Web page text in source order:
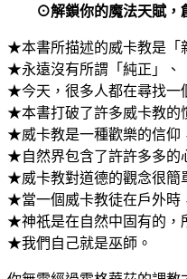
⊙解鎖你的魔法天賦，創
★本書所描述的威卡教是「
★永遠沒有所謂「純正」、
★今天，很多人都在尋找一
★本書打破了許多威卡教的
★威卡教是一種歡樂的信仰
★自然界包含了許許多多的
★威卡教對道德的觀念很簡
★當一個威卡教徒在戶外時
★神祇是在自然中固有的，
★我們自己就是巫師。